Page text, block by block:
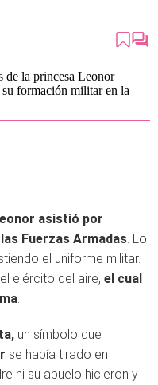
de la princesa Leonor
su formación militar en la
asistió por
Fuerzas Armadas . Lo
el uniforme militar.
ejército del aire, el cual
un símbolo que
se había tirado en
ni su abuelo hicieron y